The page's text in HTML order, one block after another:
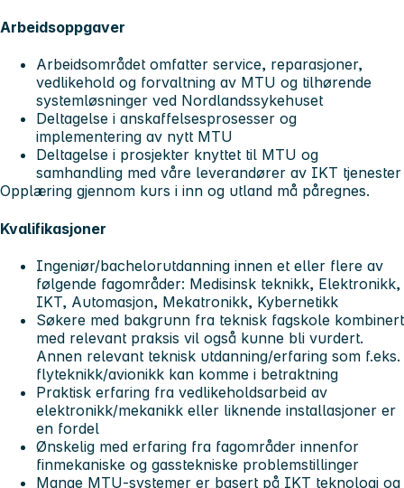
Arbeidsoppgaver
Arbeidsområdet omfatter service, reparasjoner,
vedlikehold og forvaltning av MTU og tilhørende
systemløsninger ved Nordlandssykehuset
Deltagelse i anskaffelsesprosesser og
implementering av nytt MTU
Deltagelse i prosjekter knyttet til MTU og
samhandling med våre leverandører av IKT tjenester
Opplæring gjennom kurs i inn og utland må påregnes.
Kvalifikasjoner
Ingeniør/bachelorutdanning innen et eller flere av
følgende fagområder: Medisinsk teknikk, Elektronikk,
IKT, Automasjon, Mekatronikk, Kybernetikk
Søkere med bakgrunn fra teknisk fagskole kombinert
med relevant praksis vil også kunne bli vurdert.
Annen relevant teknisk utdanning/erfaring som f.eks.
flyteknikk/avionikk kan komme i betraktning
Praktisk erfaring fra vedlikeholdsarbeid av
elektronikk/mekanikk eller liknende installasjoner er
en fordel
Ønskelig med erfaring fra fagområder innenfor
finmekaniske og gasstekniske problemstillinger
Mange MTU-systemer er basert på IKT teknologi og